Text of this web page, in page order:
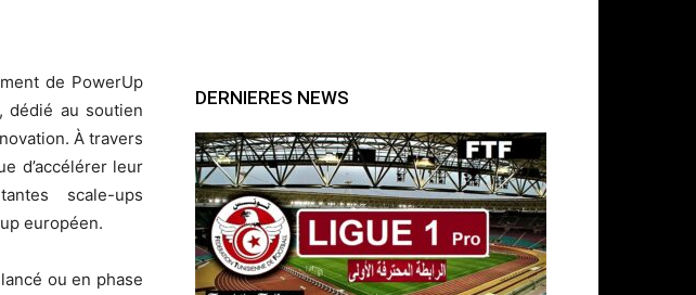
de PowerUp
dédié au soutien
À travers
d’accélérer leur
scale-ups
européen.
ou en phase
DERNIERES NEWS